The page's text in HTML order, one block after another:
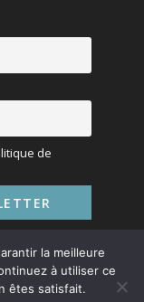
de
la meilleure
à utiliser ce
êtes satisfait.